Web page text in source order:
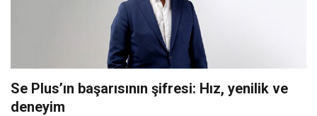
Se Plus’ın başarısının şifresi: Hız, yenilik ve
deneyim